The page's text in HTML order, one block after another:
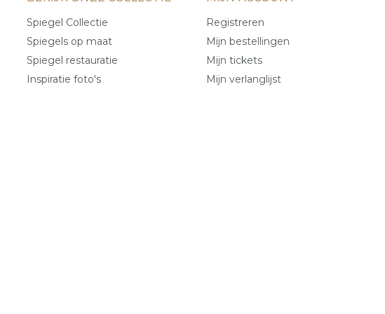
Spiegel Collectie
Spiegels op maat
Spiegel restauratie
Inspiratie foto's
Registreren
Mijn bestellingen
Mijn tickets
Mijn verlanglijst